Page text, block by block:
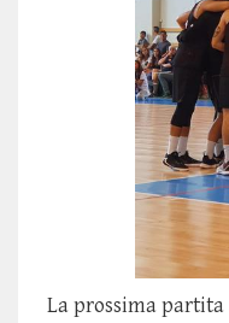
La prossima partita